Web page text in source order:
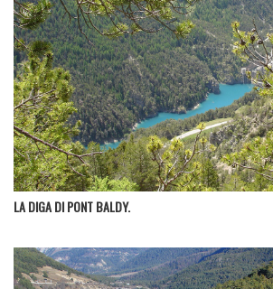
LA DIGA DI PONT BALDY.